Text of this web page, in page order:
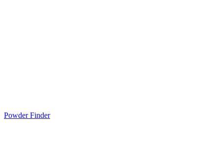
Powder Finder